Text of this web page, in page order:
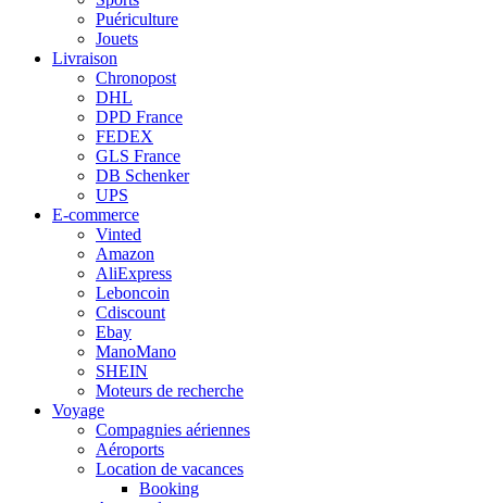
Puériculture
Jouets
Livraison
Chronopost
DHL
DPD France
FEDEX
GLS France
DB Schenker
UPS
E-commerce
Vinted
Amazon
AliExpress
Leboncoin
Cdiscount
Ebay
ManoMano
SHEIN
Moteurs de recherche
Voyage
Compagnies aériennes
Aéroports
Location de vacances
Booking